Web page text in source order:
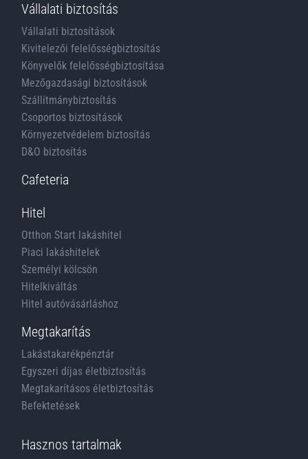
Vállalati biztosítás
Vállalati biztosítások
Kivitelezői felelősségbiztosítás
Könyvelők felelősségbiztosítása
Mezőgazdasági biztosítások
Szállítmánybiztosítás
Csoportos biztosítások
Környezetvédelem biztosítás
D&O biztosítás
Cafeteria
Hitel
Otthon Start lakáshitel
Piaci lakáshitelek
Személyi kölcsön
Hitelkiváltás
Hitel autóvásárláshoz
Megtakarítás
Lakástakarékpénztár
Egyszeri díjas életbiztosítás
Megtakarításos életbiztosítás
Befektetések
Hasznos tartalmak